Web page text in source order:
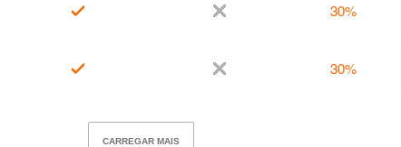
30%
30%
CARREGAR MAIS